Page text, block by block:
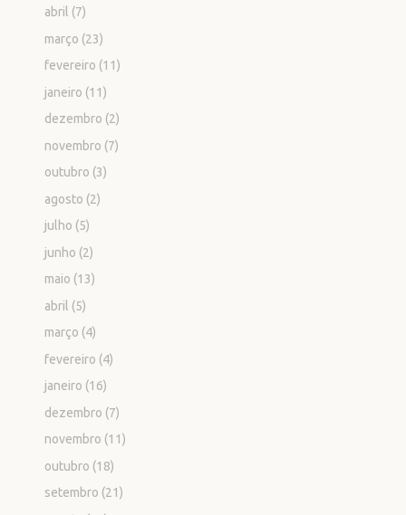
abril (7)
março (23)
fevereiro (11)
janeiro (11)
dezembro (2)
novembro (7)
outubro (3)
agosto (2)
julho (5)
junho (2)
maio (13)
abril (5)
março (4)
fevereiro (4)
janeiro (16)
dezembro (7)
novembro (11)
outubro (18)
setembro (21)